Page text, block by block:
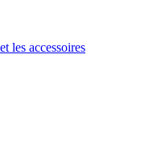
les accessoires